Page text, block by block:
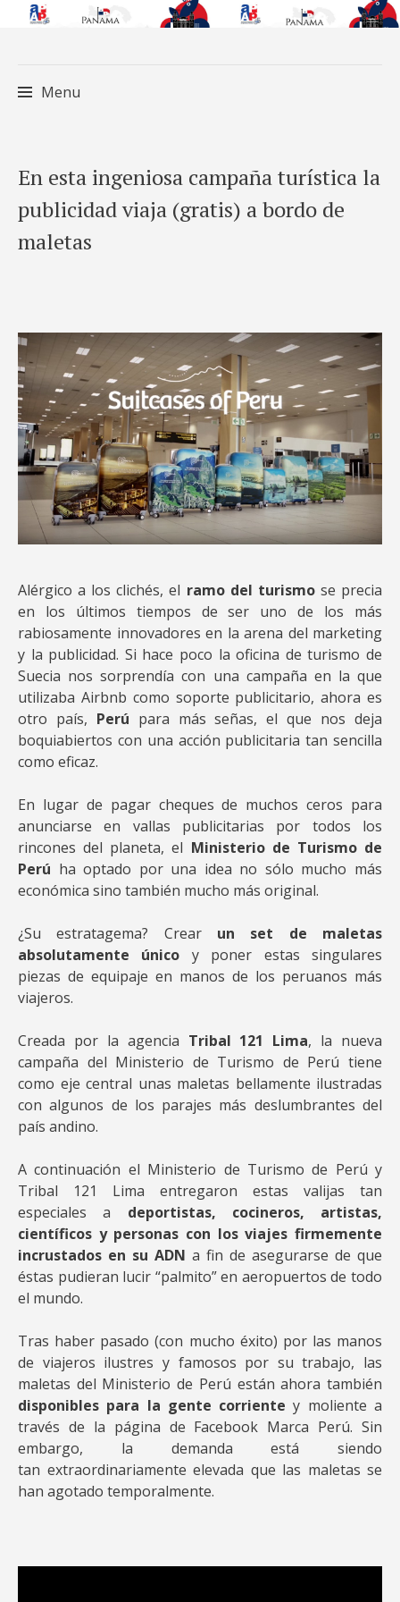
Menu
to
content
En esta ingeniosa campaña turística la
publicidad viaja (gratis) a bordo de
maletas
Alérgico a los clichés, el ramo del turismose precia
en los últimos tiempos de ser uno de los más
rabiosamente innovadores en la arena del marketing
y la publicidad. Si hace poco la oficina de turismo de
Suecia nos sorprendía con una campaña en la que
utilizaba Airbnb como soporte publicitario, ahora es
otro país, Perú para más señas, el que nos deja
boquiabiertos con una acción publicitaria tan sencilla
como eficaz.
En lugar de pagar cheques de muchos ceros para
anunciarse en vallas publicitarias por todos los
rincones del planeta, el Ministerio de Turismo de
Perú ha optado por una idea no sólo mucho más
económica sino también mucho más original.
¿Su estratagema? Crearun set de maletas
absolutamente único y poner estas singulares
piezas de equipaje en manos de los peruanos más
viajeros.
Creada por la agencia Tribal 121 Lima, la nueva
campaña del Ministerio de Turismo de Perú tiene
como eje central unas maletas bellamente ilustradas
con algunos de los parajes más deslumbrantes del
país andino.
A continuación el Ministerio de Turismo de Perú y
Tribal 121 Lima entregaron estas valijas tan
especiales a deportistas, cocineros, artistas,
científicos y personas con los viajes firmemente
incrustados en su ADN a fin de asegurarse de que
éstas pudieran lucir “palmito” en aeropuertos de todo
el mundo.
Tras haber pasado (con mucho éxito) por las manos
de viajeros ilustres y famosos por su trabajo, las
maletas del Ministerio de Perú están ahora también
disponibles para la gente corriente y moliente a
través de la página de Facebook Marca Perú. Sin
embargo, la demanda está siendo
tan extraordinariamente elevada que las maletas se
han agotado temporalmente.